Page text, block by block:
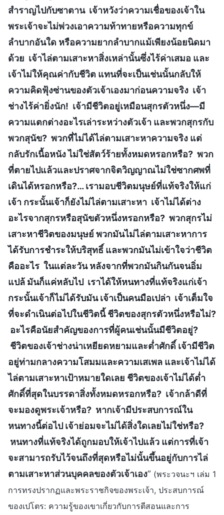
สำราญไปกับซาตาน เจ้าหวังว่าความเชื่อของเจ้าใน
พระเจ้าจะไม่พ่วงเอาความท้าทายหรือความทุกข์
ลำบากอันใด หรือความยากลำบากแม้เพียงน้อยนิดมา
ด้วย เจ้าไล่ตามเสาะหาสิ่งเหล่านั้นซึ่งไร้ค่าเสมอ และ
เจ้าไม่ให้คุณค่ากับชีวิต แทนที่จะเป็นเช่นนั้นกลับให้
ความคิดฟุ้งซ่านของตัวเจ้าเองมาก่อนความจริง เจ้า
ช่างไร้ค่ายิ่งนัก! เจ้ามีชีวิตอยู่เหมือนสุกรตัวหนึ่ง—มี
ความแตกต่างอะไรเล่าระหว่างตัวเจ้า และพวกสุกรกับ
พวกสุนัข? พวกที่ไม่ได้ไล่ตามเสาะหาความจริง แต่
กลับรักเนื้อหนัง ไม่ใช่สัตว์ร้ายทั้งหมดหรอกหรือ? พวก
ที่ตายไปแล้วและปราศจากจิตวิญญาณไม่ใช่ซากศพที่
เดินได้หรอกหรือ?… เรามอบชีวิตมนุษย์ที่แท้จริงให้แก่
เจ้า กระนั้นเจ้าก็ยังไม่ไล่ตามเสาะหา เจ้าไม่ได้ต่าง
อะไรจากสุกรหรือสุนัขตัวหนึ่งหรอกหรือ? พวกสุกรไม่
เสาะหาชีวิตของมนุษย์ พวกมันไม่ไล่ตามเสาะหาการ
ได้รับการชำระให้บริสุทธิ์ และพวกมันไม่เข้าใจว่าชีวิต
คืออะไร ในแต่ละวัน หลังจากที่พวกมันกินกันจนอิ่ม
แปล้ มันก็แค่หลับไป เราได้ให้หนทางที่แท้จริงแก่เจ้า
กระนั้นเจ้าก็ไม่ได้รับมัน เจ้าเป็นคนมือเปล่า เจ้าเต็มใจ
ที่จะดำเนินต่อไปในชีวิตนี้ ชีวิตของสุกรตัวหนึ่งหรือไม่?
อะไรคือนัยสำคัญของการที่ผู้คนเช่นนั้นมีชีวิตอยู่?
ชีวิตของเจ้าช่างน่าเหยียดหยามและต่ำศักดิ์ เจ้ามีชีวิต
อยู่ท่ามกลางความโสมมและความเสเพล และเจ้าไม่ได้
ไล่ตามเสาะหาเป้าหมายใดเลย ชีวิตของเจ้าไม่ได้ต่ำ
ศักดิ์ที่สุดในบรรดาสิ่งทั้งหมดหรอกหรือ? เจ้ากล้าดีที่
จะมองดูพระเจ้าหรือ? หากเจ้ามีประสบการณ์ใน
หนทางนี้ต่อไป เจ้าย่อมจะไม่ได้สิ่งใดเลยไม่ใช่หรือ?
หนทางที่แท้จริงได้ถูกมอบให้เจ้าไปแล้ว แต่การที่เจ้า
จะสามารถรับไว้จนถึงที่สุดหรือไม่นั้นขึ้นอยู่กับการไล่
ตามเสาะหาส่วนบุคคลของตัวเจ้าเอง” (พระวจนะฯ เล่ม 1
การทรงปรากฏและพระราชกิจของพระเจ้า, ประสบการณ์
ของเปโตร: ความรู้ของเขาเกี่ยวกับการตีสอนและการ